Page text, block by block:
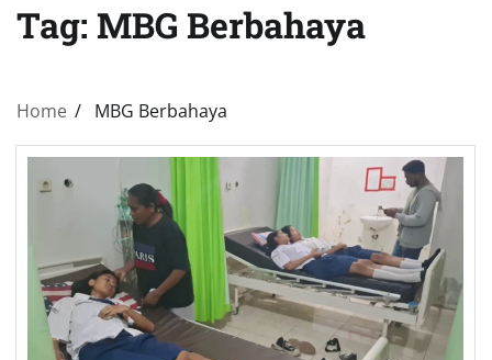
Tag: MBG Berbahaya
Home MBG Berbahaya